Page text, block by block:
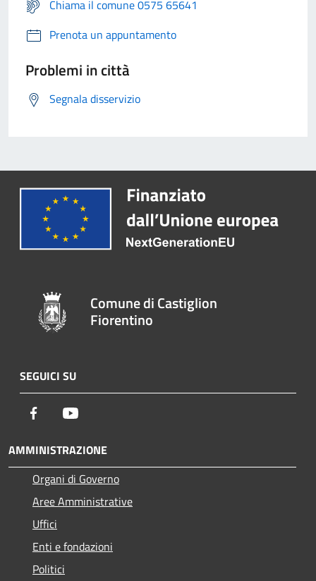
Chiama il comune 0575 65641
Prenota un appuntamento
Problemi in città
Segnala disservizio
Comune di Castiglion
Fiorentino
SEGUICI SU
Facebook
AMMINISTRAZIONE
Organi di Governo
Aree Amministrative
Uffici
Enti e fondazioni
Politici